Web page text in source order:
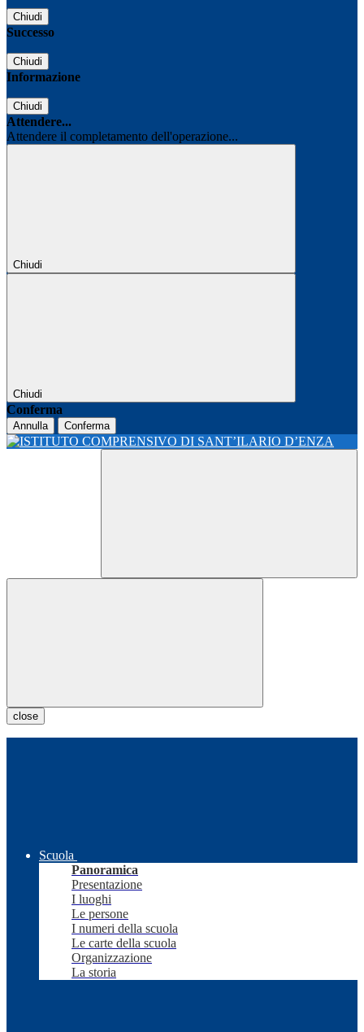
Chiudi
Successo
Chiudi
Informazione
Chiudi
Attendere...
Attendere il completamento dell'operazione...
Chiudi
Chiudi
Conferma
Annulla Conferma
close
Scuola
Panoramica
Presentazione
I luoghi
Le persone
I numeri della scuola
Le carte della scuola
Organizzazione
La storia